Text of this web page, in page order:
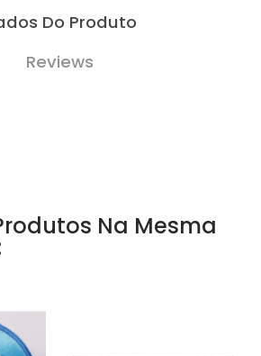
Do Produto
Reviews
Na Mesma